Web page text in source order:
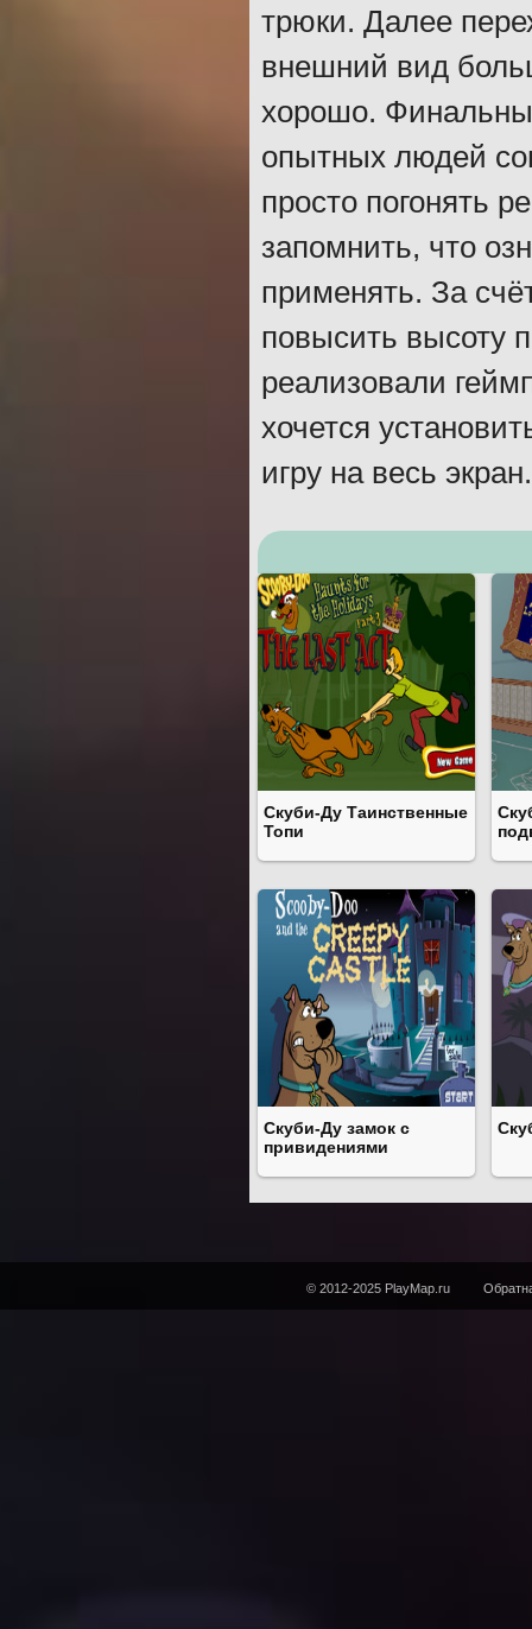
трюки. Далее
внешний вид
хорошо.
опытных людей
просто погонять
запомнить, что
применять. За
повысить высоту
реализовали
хочется
игру на весь экран.
Скуби-Ду Таинственные
Топи
Скуби-Ду замок с
привидениями
© 2012-2025 PlayMap.ru